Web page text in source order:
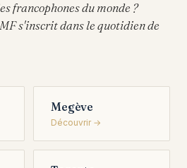
francophones du monde ?
s'inscrit dans le quotidien de
Megève
Découvrir →